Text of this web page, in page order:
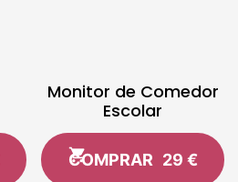
Monitor de Comedor
Escolar
COMPRAR 29 €